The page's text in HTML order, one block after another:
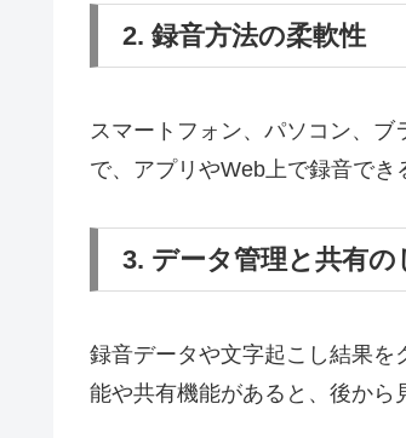
2. 録音方法の柔軟性
スマートフォン、パソコン、
で、アプリやWeb上で録音でき
3. データ管理と共有の
録音データや文字起こし結果を
能や共有機能があると、後から